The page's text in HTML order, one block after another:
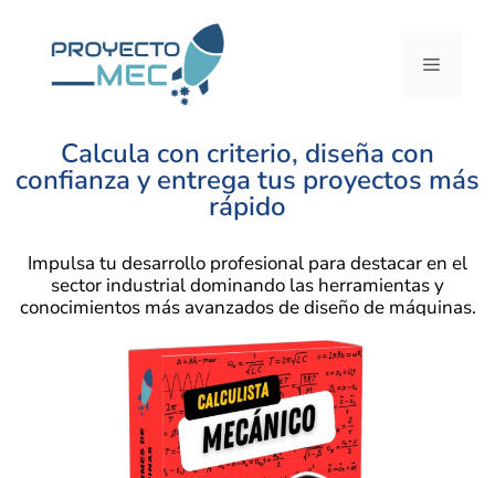
Calcula con criterio, diseña con
confianza y entrega tus proyectos más
rápido
Impulsa tu desarrollo profesional para destacar en el
sector industrial dominando las herramientas y
conocimientos más avanzados de diseño de máquinas.